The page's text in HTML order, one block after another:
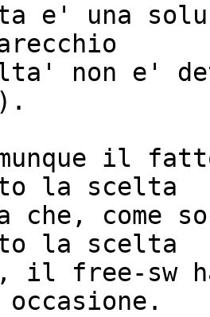
e' una
non e'
il
la scelta
che, come
la scelta
il free-sw
occasione.